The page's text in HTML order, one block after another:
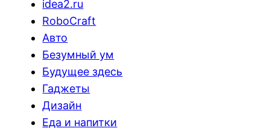
idea2.ru
RoboCraft
Авто
Безумный ум
Будущее здесь
Гаджеты
Дизайн
Еда и напитки